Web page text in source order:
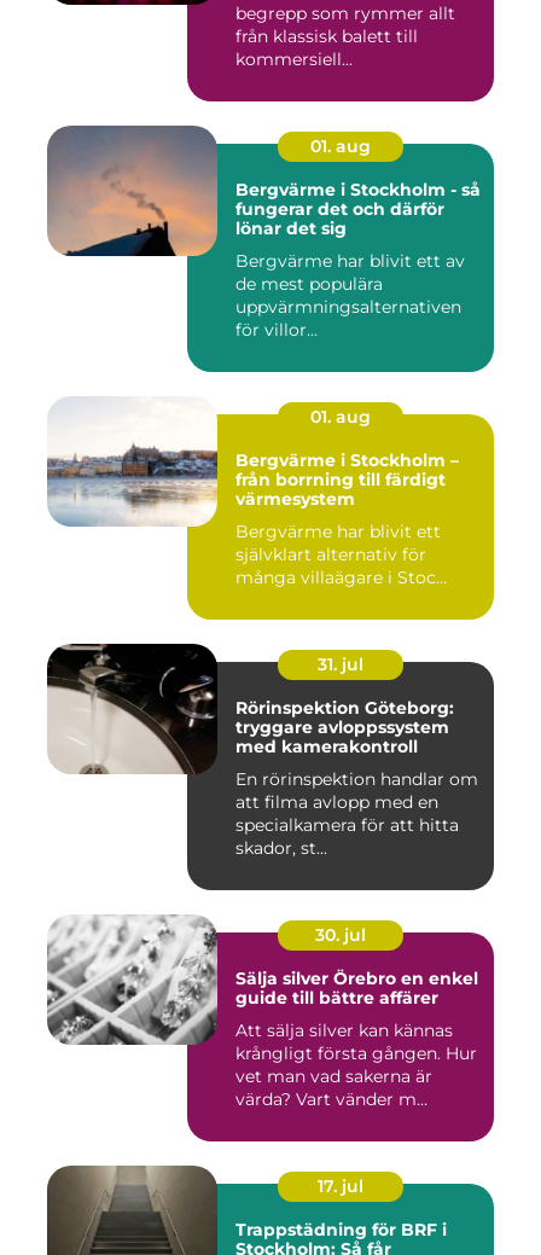
begrepp som rymmer allt
från klassisk balett till
kommersiell...
01. aug
Bergvärme i Stockholm - så
fungerar det och därför
lönar det sig
Bergvärme har blivit ett av
de mest populära
uppvärmningsalternativen
för villor...
01. aug
Bergvärme i Stockholm –
från borrning till färdigt
värmesystem
Bergvärme har blivit ett
självklart alternativ för
många villaägare i Stoc...
31. jul
Rörinspektion Göteborg:
tryggare avloppssystem
med kamerakontroll
En rörinspektion handlar om
att filma avlopp med en
specialkamera för att hitta
skador, st...
30. jul
Sälja silver Örebro en enkel
guide till bättre affärer
Att sälja silver kan kännas
krångligt första gången. Hur
vet man vad sakerna är
värda? Vart vänder m...
17. jul
Trappstädning för BRF i
Stockholm: Så får